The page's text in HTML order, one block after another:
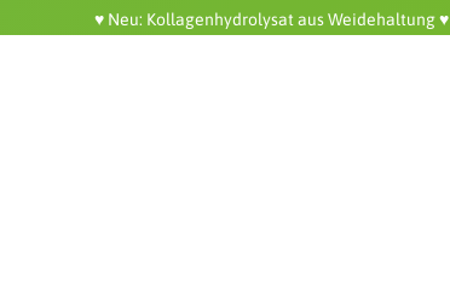
♥️ Neu: Kollagenhydrolysat aus Weidehaltung ♥️